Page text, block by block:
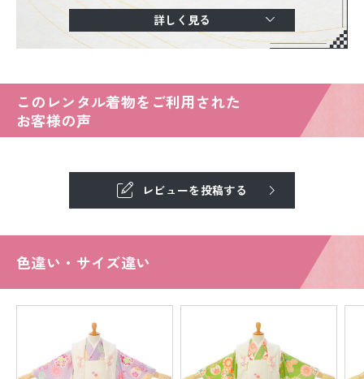
詳しく見る
このレンタル着物をご利用された
お客様の声
レビューを投稿する
色違い・サイズ違い